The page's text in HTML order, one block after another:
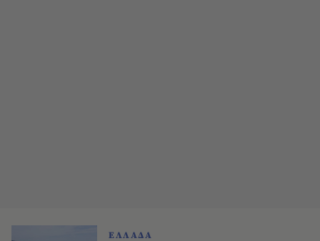
ΕΛΛΑΔΑ